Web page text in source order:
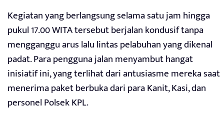
Kegiatan yang berlangsung selama satu jam hingga
pukul 17.00 WITA tersebut berjalan kondusif tanpa
mengganggu arus lalu lintas pelabuhan yang dikenal
padat. Para pengguna jalan menyambut hangat
inisiatif ini, yang terlihat dari antusiasme mereka saat
menerima paket berbuka dari para Kanit, Kasi, dan
personel Polsek KPL.